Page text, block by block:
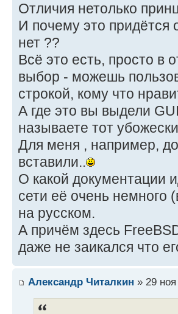
Отличия нетолько
И почему это придётся
нет ??
Всё это есть, просто в
выбор - можешь
строкой, кому что
А где это вы выдели
называете тот
Для меня , например,
вставили..
О какой документации
сети её очень немного
на русском.
А причём здесь
даже не заикался что
Александр Читалкин » 29